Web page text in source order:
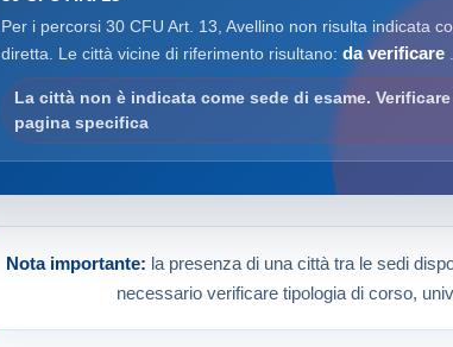
Per i percorsi 30 CFU Art. 13, Avellino non risulta indicata
diretta. Le città vicine di riferimento risultano: da verificare
La città non è indicata come sede di esame.
pagina specifica
Nota importante: la presenza di una città tra le sedi
necessario verificare tipologia di corso,